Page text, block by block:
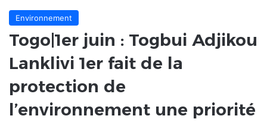
Environnement
Togo|1er juin : Togbui Adjikou
Lanklivi 1er fait de la
protection de
l’environnement une priorité